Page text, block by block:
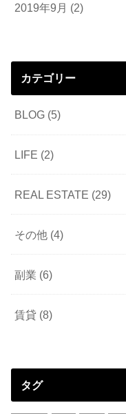
2019年9月 (2)
カテゴリー
BLOG (5)
LIFE (2)
REAL ESTATE (29)
その他 (4)
副業 (6)
賃貸 (8)
タグ